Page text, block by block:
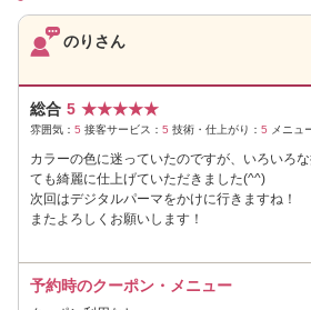
のりさん
総合 5 ★★★★★
雰囲気： 5 接客サービス： 5 技術・仕上がり： 5 メニュ
カラーの色に迷っていたのですが、いろいろ
ても綺麗に仕上げていただきました(^^)
次回はデジタルパーマをかけに行きますね！
またよろしくお願いします！
予約時のクーポン・メニュー